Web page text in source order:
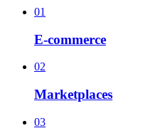
01
E-commerce
02
Marketplaces
03